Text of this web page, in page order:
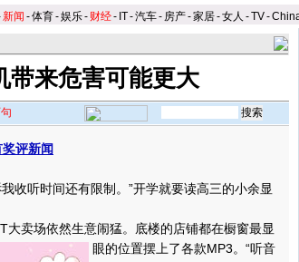
新闻 -体育-娱乐- 财经- IT-汽车- 房产-家居-女人 -TV-
带来危害可能更大
奖评新闻
听时间还有限制。”开学就要读高三的小余显
卖场依然生意闹猛。底楼的店铺都在橱窗最显
眼的位置摆上了各款MP3。 “听音